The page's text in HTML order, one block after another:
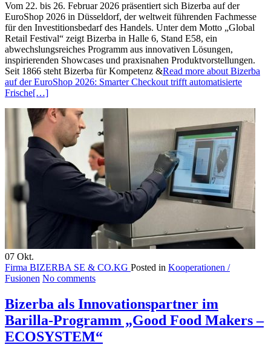
Vom 22. bis 26. Februar 2026 präsentiert sich Bizerba auf der
EuroShop 2026 in Düsseldorf, der weltweit führenden Fachmesse
für den Investitionsbedarf des Handels. Unter dem Motto „Global
Retail Festival“ zeigt Bizerba in Halle 6, Stand E58, ein
abwechslungsreiches Programm aus innovativen Lösungen,
inspirierenden Showcases und praxisnahen Produktvorstellungen.
Seit 1866 steht Bizerba für Kompetenz &Read more about Bizerba
auf der EuroShop 2026: Smarter Checkout trifft automatisierte
Frische[…]
07 Okt.
Firma BIZERBA SE & CO.KG Posted in Kooperationen /
Fusionen No comments
Bizerba als Innovationspartner im
Barilla-Programm „Good Food Makers –
ECOSYSTEM“